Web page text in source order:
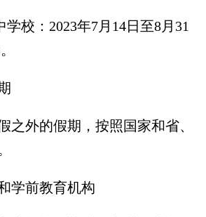
：2023年7月14日至8月31
外的假期，按照国家和省、
前教育机构